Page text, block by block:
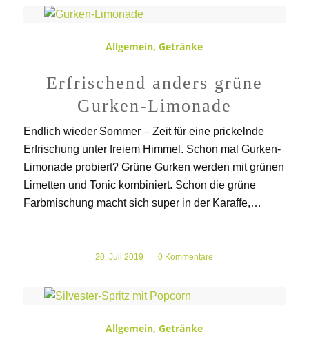
Allgemein,Getränke
Erfrischend anders grüne
Gurken-Limonade
Endlich wieder Sommer – Zeit für eine prickelnde
Erfrischung unter freiem Himmel. Schon mal Gurken-
Limonade probiert? Grüne Gurken werden mit grünen
Limetten und Tonic kombiniert. Schon die grüne
Farbmischung macht sich super in der Karaffe,…
20. Juli 2019
/ 0 Kommentare
Allgemein,Getränke